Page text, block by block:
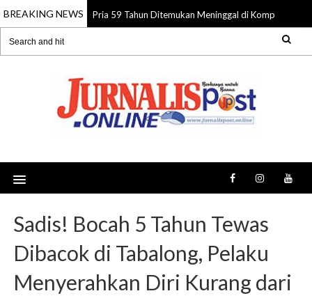
BREAKING NEWS
08 Aug 2026 Pria 59 Tahun Ditemukan Meninggal di Komplek
Sadis! Bocah 5 Tahun Tewas
Dibacok di Tabalong, Pelaku
Menyerahkan Diri Kurang dari